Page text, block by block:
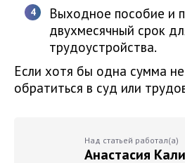
Выходное пособие и
двухмесячный срок
трудоустройства.
Если хотя бы одна сумма
обратиться в суд или
Над статьей работал(а)
Анастасия